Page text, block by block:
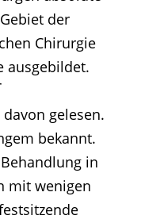
der
Chirurgie
ausgebildet.
gelesen.
bekannt.
in
mit wenigen